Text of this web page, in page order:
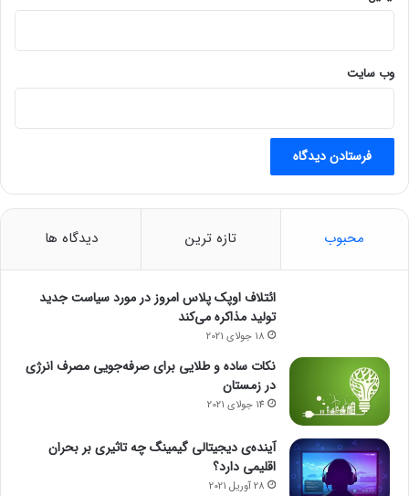
وب‌ سایت
محبوب تازه ترین دیدگاه ها
ائتلاف اوپک پلاس امروز در مورد سیاست جدید
تولید مذاکره می‌کند
18 جولای 2021
نکات ساده و طلایی برای صرفه‌جویی مصرف انرژی
در زمستان
14 جولای 2021
آینده‌ی دیجیتالی گیمینگ چه تاثیری بر بحران
اقلیمی دارد؟
28 آوریل 2021